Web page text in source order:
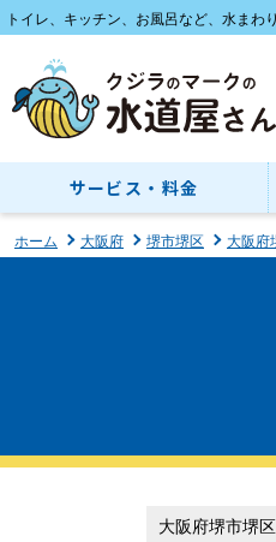
トイレ、キッチン、お風呂など、水まわ
サービス・料金
ホーム 大阪府 堺市堺区 大阪府
大阪府堺市堺区